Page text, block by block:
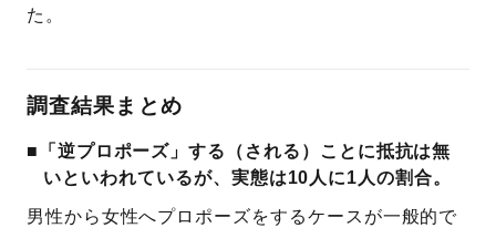
た。
調査結果まとめ
■「逆プロポーズ」する（される）ことに抵抗は無
いといわれているが、実態は10人に1人の割合。
男性から女性へプロポーズをするケースが一般的で